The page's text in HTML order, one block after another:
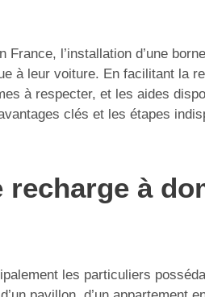
l’installation d’une
à leur voiture. En facilitant la
à respecter, et les aides
clés et les étapes
à
les particuliers